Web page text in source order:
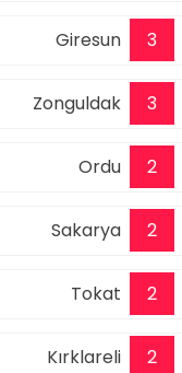
Giresun 3
Zonguldak 3
Ordu 2
Sakarya 2
Tokat 2
Kırklareli 2